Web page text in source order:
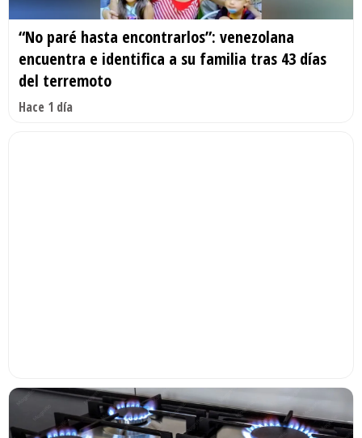
“No paré hasta encontrarlos”: venezolana
encuentra e identifica a su familia tras 43 días
del terremoto
Hace 1 día